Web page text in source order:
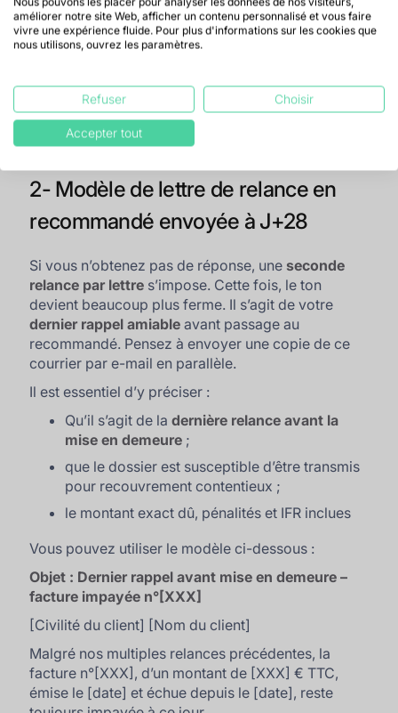
référence. Si le paiement a déjà été effectué, merci
d’ignorer cette relance ou de nous transmettre
votre justificatif.
d’information, veuillez agréer, [Civilité du client],
nos salutations distinguées.
[Signature]
2- Modèle de lettre de relance en
recommandé envoyée à J+28
Si vous n’obtenez pas de réponse, une seconde
relance par lettre s’impose. Cette fois, le ton
devient beaucoup plus ferme. Il s’agit de votre
dernier rappel amiable avant passage au
recommandé. Pensez à envoyer une copie de ce
courrier par e-mail en parallèle.
Il est essentiel d’y préciser :
Qu’il s’agit de ladernière relance avant la
mise en demeure ;
que le dossier est susceptible d’être transmis
pour recouvrement contentieux ;
le montant exact dû, pénalités et IFR inclues
Vous pouvez utiliser le modèle ci-dessous :
Objet : Dernier rappel avant mise en demeure –
facture impayée n°[XXX]
[Civilité du client] [Nom du client]
Malgré nos multiples relances précédentes, la
facture n°[XXX], d’un montant de [XXX] € TTC,
émise le [date] et échue depuis le [date], reste
améliorer notre site Web, afficher un contenu personnalisé et vous faire
vivre une expérience fluide. Pour plus d'informations sur les cookies que
nous utilisons, ouvrez les paramètres.
Refuser Choisir
Accepter tout